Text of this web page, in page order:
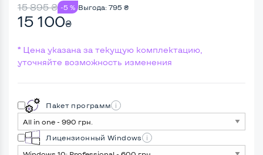
15 895₴ -5 % Выгода: 795 ₴
15 100₴
* Цена указана за текущую комплектацию,
уточняйте возможность изменения
Пакет программ
Лицензионный Windows